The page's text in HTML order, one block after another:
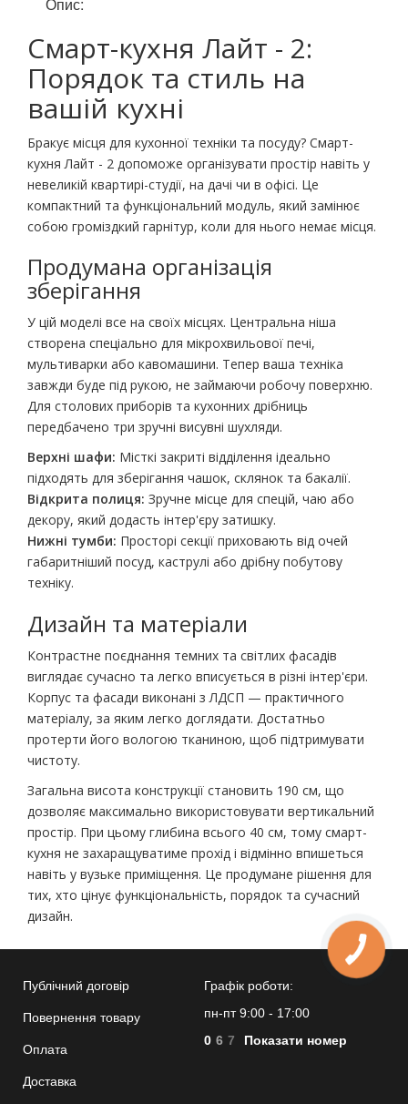
Смарт-кухня Лайт - 2:
Порядок та стиль на
вашій кухні
Бракує місця для кухонної техніки та посуду? Смарт-
кухня Лайт - 2 допоможе організувати простір навіть у
невеликій квартирі-студії, на дачі чи в офісі. Це
компактний та функціональний модуль, який замінює
собою громіздкий гарнітур, коли для нього немає місця.
Продумана організація
зберігання
У цій моделі все на своїх місцях. Центральна ніша
створена спеціально для мікрохвильової печі,
мультиварки або кавомашини. Тепер ваша техніка
завжди буде під рукою, не займаючи робочу поверхню.
Для столових приборів та кухонних дрібниць
передбачено три зручні висувні шухляди.
Верхні шафи: Місткі закриті відділення ідеально
підходять для зберігання чашок, склянок та бакалії.
Відкрита полиця: Зручне місце для спецій, чаю або
декору, який додасть інтер'єру затишку.
Нижні тумби: Просторі секції приховають від очей
габаритніший посуд, каструлі або дрібну побутову
техніку.
Дизайн та матеріали
Контрастне поєднання темних та світлих фасадів
виглядає сучасно та легко вписується в різні інтер'єри.
Корпус та фасади виконані з ЛДСП — практичного
матеріалу, за яким легко доглядати. Достатньо
протерти його вологою тканиною, щоб підтримувати
чистоту.
Загальна висота конструкції становить 190 см, що
дозволяє максимально використовувати вертикальний
простір. При цьому глибина всього 40 см, тому смарт-
кухня не захаращуватиме прохід і відмінно впишеться
навіть у вузьке приміщення. Це продумане рішення для
тих, хто цінує функціональність, порядок та сучасний
дизайн.
Публічний договір
Повернення товару
Оплата
Доставка
Графік роботи:
пн-пт 9:00 - 17:00
0 6 7 Показати номер